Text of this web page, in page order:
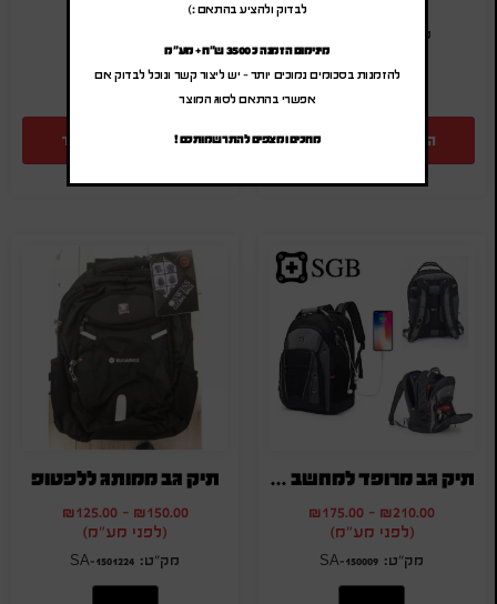
הוספה להצעת מחיר הוספה להצעת מחיר
תיק גב מרופד למחשב נייד
₪210.00
-
₪175.00
(לפני מע"מ)
SA-150009
תיק גב ממותג ללפטופ
₪150.00
-
₪125.00
(לפני מע"מ)
SA-1501224
לבדוק ולהציע בהתאם :)
מינימום הזמנה כ 3500 ש"ח + מע"מ
להזמנות בסכומים נמוכים יותר – יש ליצור קשר ונוכל לבדוק אם
אפשרי בהתאם לסוג המוצר
מחכים ומצפים להתרשמותכם !